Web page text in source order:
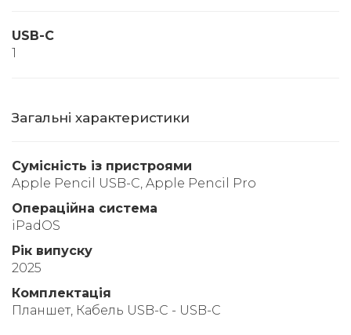
USB-C
1
Загальні характеристики
Сумісність із пристроями
Apple Pencil USB-C, Apple Pencil Pro
Операційна система
iPadOS
Рік випуску
2025
Комплектація
Планшет, Кабель USB-C - USB-C